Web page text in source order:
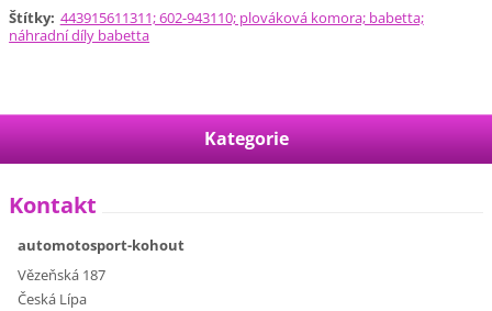
Štítky: 443915611311; 602-943110; plováková komora; babetta;
náhradní díly babetta
Kategorie
Kontakt
automotosport-kohout
Vězeňská 187
Česká Lípa